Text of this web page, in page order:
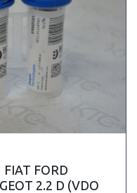
FORD
2.2 D (VDO